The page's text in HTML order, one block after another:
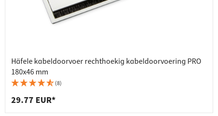
Häfele kabeldoorvoer rechthoekig kabeldoorvoering PRO
180x46 mm
(8)
29.77 EUR*